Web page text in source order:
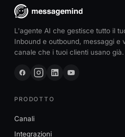
L'agente AI che gestisce tutto il
Inbound e outbound, messaggi e
canale che i tuoi clienti usano già.
PRODOTTO
Canali
Integrazioni